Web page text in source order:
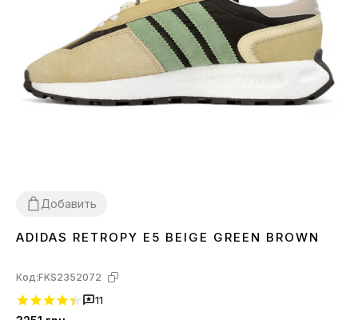
Добавить
43
ADIDAS RETROPY E5 BEIGE GREEN BROWN
Код:FKS2352072
11